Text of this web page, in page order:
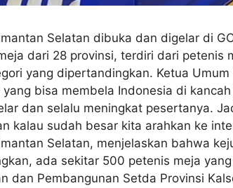
Selatan dibuka dan digelar di
dari 28 provinsi, terdiri dari petenis
yang dipertandingkan. Ketua
bisa membela Indonesia di
dan selalu meningkat pesertanya.
kalau sudah besar kita arahkan ke
Selatan, menjelaskan bahwa
ada sekitar 500 petenis meja
dan Pembangunan Setda Provinsi